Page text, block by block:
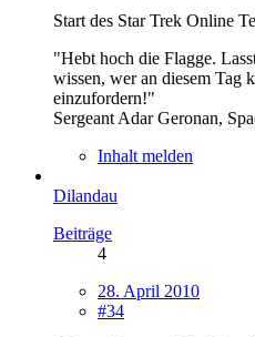
Start des Star Trek Online
"Hebt hoch die Flagge.
wissen, wer an diesem Tag
einzufordern!"
Sergeant Adar Geronan,
Inhalt melden
Dilandau
Beiträge
4
28. April 2010
#34